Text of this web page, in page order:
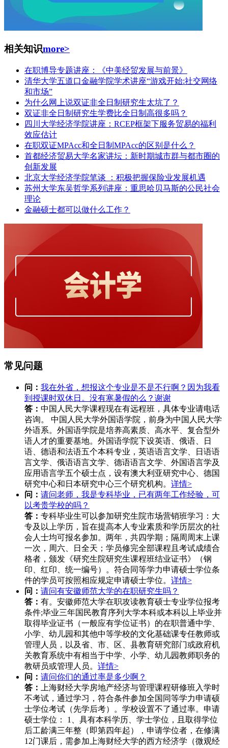
相关知识more>
在职博导专题讲座：《中美经贸发展与前景》
清华大学五道口金融学院学术讲座“游戏开始:社交网络
和市场”
为什么网上说双证非全日制研究生太坑了？
双证非全日制研究生学费比全日制高很多吗？
四川大学经济学院讲座：RCEP框架下服务贸易的福利
效应估计
在职双证MPAcc和全日制MPAcc的区别是什么？
首都经济贸易大学名家讲坛：新时期城市群与都市圈的
创新发展
北京大学经济学院笔谈 ：积极把握保险业发展机遇
苏州大学东吴哲学系列讲座：重思哈贝马斯的公民社会
理论
金融硕士都可以做什么工作？
常见问题
问： 我在外省，想报这个专业是不是不行啊？因为我看
到授课时双休日。没有寒暑假的么？谢谢
答： 中国人民大学课程现在有远程班，具体专业请电话
咨询。 中国人民大学外国语学院，前身为中国人民大学
外语系。外国语学院是培养高素质、高水平、复合型外
语人才的重要基地。外国语学院下设英语、俄语、日
语、德语和法语五个本科专业，英语语言文学、日语语
言文学、俄语语言文学、德语语言文学、外国语言学及
应用语言学五个硕士点，设有澳大利亚研究中心、德国
研究中心和日本研究中心三个研究机构。 详情>
问： 请问老师，我是专科毕业，已有两年工作经验，可
以考贵学校的吗？
答： 专科毕业生可以参加研究生院市场营销班学习：大
专及以上学历，旨在提高本人专业素质和学历层次的社
会人士均可报名参加。两年，共四学期；隔周周末上课
一次，周六、日全天；学员修完全部课程且考试成绩合
格者，颁发《研究生院研究生课程班结业证书》（钢
印、红印、统一编号）。符合同等学力申请硕士学位条
件的学员可按照相应规定申请硕士学位。 详情>
问： 请问有安徽师范大学的在职研究生吗？
答： 有。安徽师范大学在职攻读教育硕士专业学位报考
条件;毕业三年国民教育序列大学本科或本科以上毕业并
取得毕业证书（一般应有学位证书）的在职普通中学、
小学、幼儿园和其他中等学校的文化基础课专任教师或
管理人员，以及省、市、区、县教育研究部门或政府机
关教育系统中有相当于中学、小学、幼儿园教师职务的
教研员或管理人员。 详情>
问： 请问你们的通过率是多少啊？
答：
上海财经大学房地产经济与管理课程研修班入学时
不考试，通过学习，符合条件参加全国同等学力申请硕
士学位考试（先学后考）。学校设置不了通过率。申请
硕士学位： 1、具有本科学历、学士学位，且取得学位
后工龄满三年整（即第四年起），申请学位者，在修满
12门课后，需参加上海财经大学的西方经济学（微观经